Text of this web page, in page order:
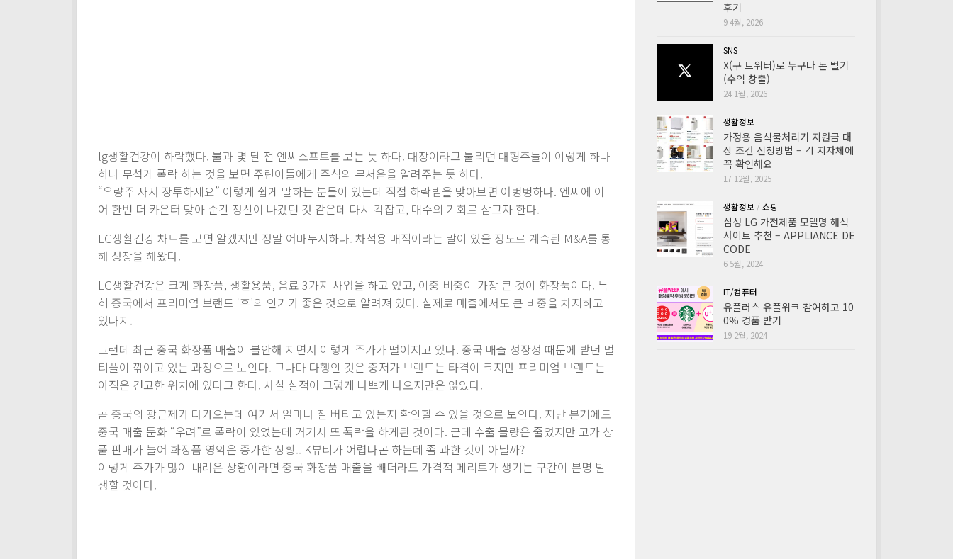
lg생활건강이 하락했다. 불과 몇 달 전 엔씨소프트를 보는 듯 하다. 대장이라고 불리던 대형주들이 이렇게 하나
하나 무섭게 폭락 하는 것을 보면 주린이들에게 주식의 무서움을 알려주는 듯 하다.
“우량주 사서 장투하세요” 이렇게 쉽게 말하는 분들이 있는데 직접 하락빔을 맞아보면 어벙벙하다. 엔씨에 이
어 한번 더 카운터 맞아 순간 정신이 나갔던 것 같은데 다시 각잡고, 매수의 기회로 삼고자 한다.
LG생활건강 차트를 보면 알겠지만 정말 어마무시하다. 차석용 매직이라는 말이 있을 정도로 계속된 M&A를 통
해 성장을 해왔다.
LG생활건강은 크게 화장품, 생활용품, 음료 3가지 사업을 하고 있고, 이중 비중이 가장 큰 것이 화장품이다. 특
히 중국에서 프리미엄 브랜드 ‘후’의 인기가 좋은 것으로 알려져 있다. 실제로 매출에서도 큰 비중을 차지하고
있다지.
그런데 최근 중국 화장품 매출이 불안해 지면서 이렇게 주가가 떨어지고 있다. 중국 매출 성장성 때문에 받던 멀
티플이 깎이고 있는 과정으로 보인다. 그나마 다행인 것은 중저가 브랜드는 타격이 크지만 프리미엄 브랜드는
아직은 견고한 위치에 있다고 한다. 사실 실적이 그렇게 나쁘게 나오지만은 않았다.
곧 중국의 광군제가 다가오는데 여기서 얼마나 잘 버티고 있는지 확인할 수 있을 것으로 보인다. 지난 분기에도
중국 매출 둔화 “우려”로 폭락이 있었는데 거기서 또 폭락을 하게된 것이다. 근데 수출 물량은 줄었지만 고가 상
품 판매가 늘어 화장품 영익은 증가한 상황.. K뷰티가 어렵다곤 하는데 좀 과한 것이 아닐까?
이렇게 주가가 많이 내려온 상황이라면 중국 화장품 매출을 빼더라도 가격적 메리트가 생기는 구간이 분명 발
생할 것이다.
후기
9 4월, 2026
SNS
X(구 트위터)로 누구나 돈 벌기
(수익 창출)
24 1월, 2026
생활정보
가정용 음식물처리기 지원금 대
상 조건 신청방법 – 각 지자체에
꼭 확인해요
17 12월, 2025
생활정보 / 쇼핑
삼성 LG 가전제품 모델명 해석
사이트 추천 – APPLIANCE DE
CODE
6 5월, 2024
IT/컴퓨터
유플러스 유플위크 참여하고 10
0% 경품 받기
19 2월, 2024